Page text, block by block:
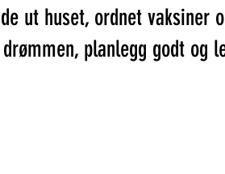
ut huset, ordnet vaksiner
planlegg godt og